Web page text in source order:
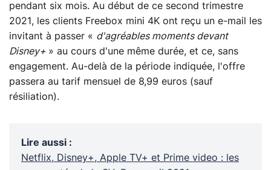
pendant six mois. Au début de ce second trimestre
2021, les clients Freebox mini 4K ont reçu un e-mail les
invitant à passer « d'agréables moments devant
Disney+ » au cours d'une même durée, et ce, sans
engagement. Au-delà de la période indiquée, l'offre
passera au tarif mensuel de 8,99 euros (sauf
résiliation).
Lire aussi :
Netflix, Disney+, Apple TV+ et Prime video : les